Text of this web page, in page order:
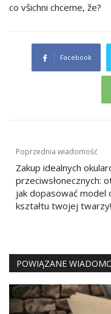
co všichni chceme, že?
Facebook
Nawigacja
wpisu
Poprzednia wiadomość
Zakup idealnych
przeciwsłonecznych:
jak dopasować model
kształtu twojej twarzy!
POWIĄZANE